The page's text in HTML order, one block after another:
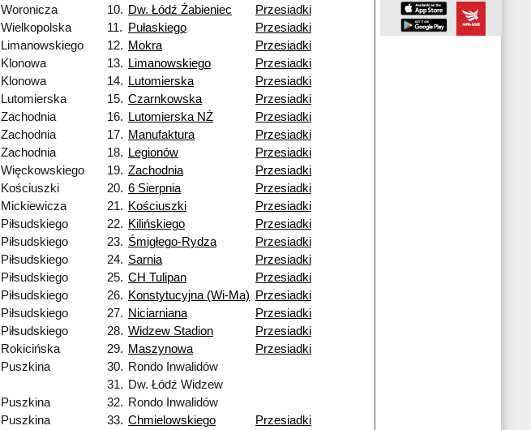
Woronicza
10. Dw. Łódź Żabieniec
Przesiadki
Wielkopolska
11. Pułaskiego
Przesiadki
Limanowskiego
12. Mokra
Przesiadki
Klonowa
13. Limanowskiego
Przesiadki
Klonowa
14. Lutomierska
Przesiadki
Lutomierska
15. Czarnkowska
Przesiadki
Zachodnia
16. Lutomierska NŻ
Przesiadki
Zachodnia
17. Manufaktura
Przesiadki
Zachodnia
18. Legionów
Przesiadki
Więckowskiego
19. Zachodnia
Przesiadki
Kościuszki
20. 6 Sierpnia
Przesiadki
Mickiewicza
21. Kościuszki
Przesiadki
Piłsudskiego
22. Kilińskiego
Przesiadki
Piłsudskiego
23. Śmigłego-Rydza
Przesiadki
Piłsudskiego
24. Sarnia
Przesiadki
Piłsudskiego
25. CH Tulipan
Przesiadki
Piłsudskiego
26. Konstytucyjna (Wi-Ma)
Przesiadki
Piłsudskiego
27. Niciarniana
Przesiadki
Piłsudskiego
28. Widzew Stadion
Przesiadki
Rokicińska
29. Maszynowa
Przesiadki
Puszkina
30. Rondo Inwalidów
31. Dw. Łódź Widzew
Puszkina
32. Rondo Inwalidów
Puszkina
33. Chmielowskiego Przesiadki